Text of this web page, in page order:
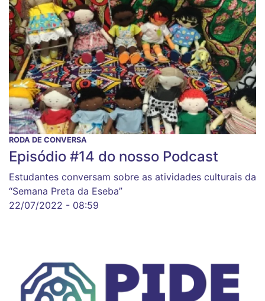
RODA DE CONVERSA
Episódio #14 do nosso Podcast
Estudantes conversam sobre as atividades culturais da
“Semana Preta da Eseba”
22/07/2022 - 08:59